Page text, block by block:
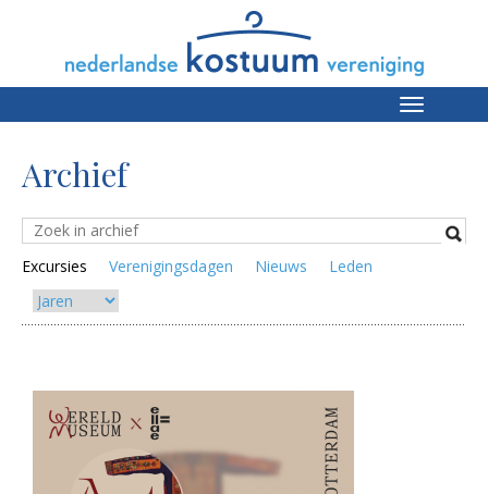
Toggle
Archief
Excursies Verenigingsdagen Nieuws Leden